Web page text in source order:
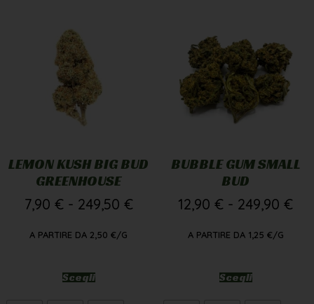
LEMON KUSH BIG BUD
GREENHOUSE
7,90 € - 249,50 €
A PARTIRE DA 2,50 €/G
Scegli
BUBBLE GUM SMALL
BUD
12,90 € - 249,90 €
A PARTIRE DA 1,25 €/G
Scegli